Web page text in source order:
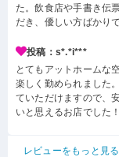
た。飲食店や手書き伝
だき、優しい方ばかり
投稿：s*.*i***
とてもアットホームな
楽しく勤められました
ていただけますので、
いと思えるお店でした
レビューをもっと見る